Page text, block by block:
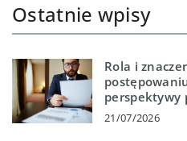
Ostatnie wpisy
Rola i
perspektywy
21/07/2026